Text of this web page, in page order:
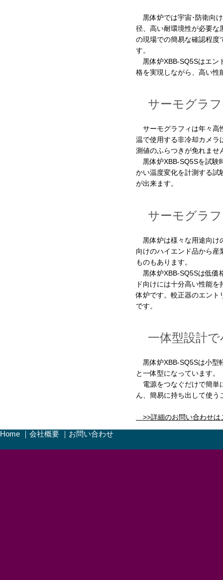
黒体炉では宇宙･防衛向
径、高い耐環境性が必要な
の現場での簡易な確認程度
す。
黒体炉XBB-SQ5Sはエン
格を実現しながら、高い性
サーモグラフ
サーモグラフィは年々高
温で使用する非冷却カメラ
測値のふらつきが免れませ
黒体炉XBB-SQ5Sを試験
かい温度変化を計測する試
が出来ます。
サーモグラフ
黒体炉は様々な用途向け
向けのハイエンド品から産
ものもあります。
黒体炉XBB-SQ5Sは低価
ド向けには十分高い性能
体炉です。較正器のエント
です。
一体型設計で
黒体炉XBB-SQ5Sは小型
と一体型になっています。
電源をつなぐだけで簡単
ん、簡易に持ち出して使う
>>詳細のお問い合わせは
Home ｜ 会社概要 ｜ お問い合わせ